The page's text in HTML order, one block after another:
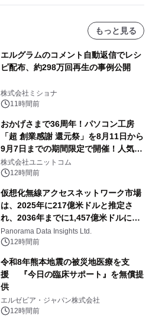
もっと見る
エルグラムのコメント自動返信でレシ
ピ配布、約298万回再生の事例公開
株式会社ミショナ
11時間前
おかげさまで36周年！パソコン工房
「超 創業感謝 還元祭」を8月11日から
9月7日までの期間限定で開催！人気の
ゲーミングPCや高性能ノートPCなど
対象iiyama PCのご購入で最大3万円分
株式会社ユニットコム
12時間前
仮想化無線アクセスネットワーク市場
は、2025年に217億米ドルと推定さ
れ、2036年までに1,457億米ドルに達
すると予測されており、予測期間
（2026年～2036年）
Panorama Data Insights Ltd.
12時間前
令和8年熊本地震の被災地医療を支
援 『今日の臨床サポート』を無償提
供
エルゼビア・ジャパン株式会社
12時間前